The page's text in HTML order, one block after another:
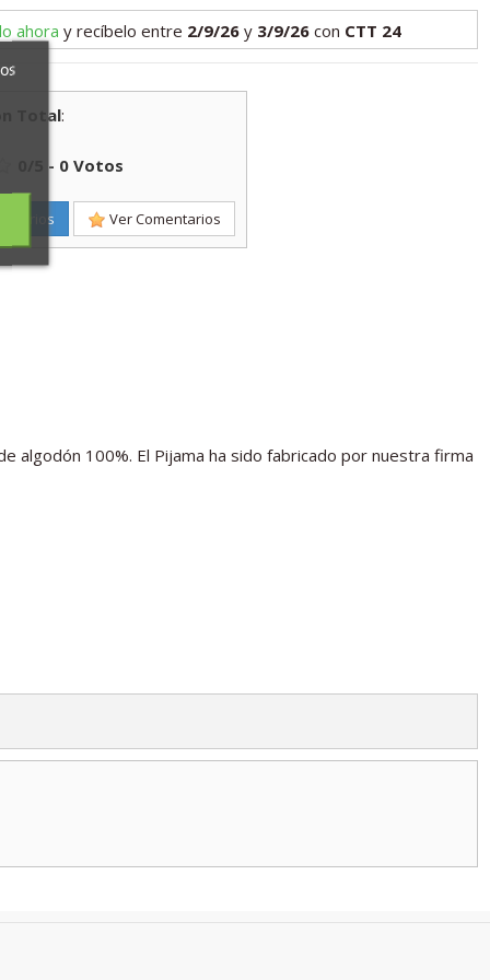
ahoray recíbeloentre 2/9/26 y 3/9/26 con CTT 24
Total:
- 0 Votos
Ver Comentarios
algodón 100%. El Pijama ha sido fabricado por nuestra firma